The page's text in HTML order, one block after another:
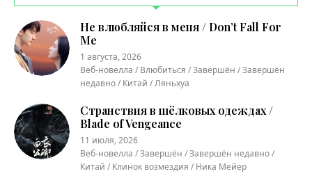
Не влюбляйся в меня / Don’t Fall For
Me
1 августа, 2026
Веб-новелла / Влюбиться / Завершён / Завершён
недавно / Китай / Ляньхуа
Странствия в шёлковых одеждах /
Blade of Vengeance
11 июля, 2026
Веб-новелла / Завершён / Завершён недавно /
Китай / Клинок возмездия / Ника Мейер